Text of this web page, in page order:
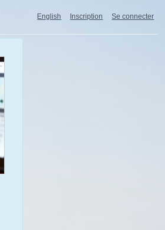
English Inscription Se connecter